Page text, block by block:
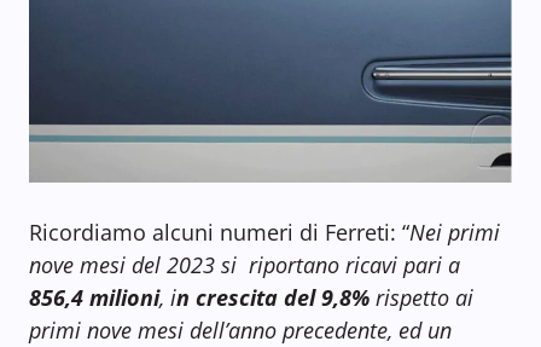
Ricordiamo alcuni numeri di Ferreti: “Nei primi
nove mesi del 2023 si riportano ricavi pari a
856,4 milioni, in crescita del 9,8% rispetto ai
primi nove mesi dell’anno precedente, ed un